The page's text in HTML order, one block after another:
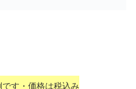
す・価格は税込み